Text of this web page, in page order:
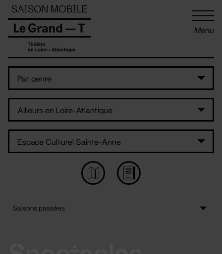
Menu
Panneau de gestion des cookies